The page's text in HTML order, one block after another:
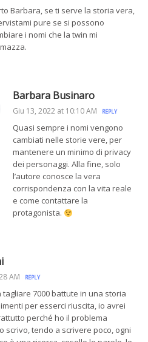
Barbara, se ti serve la storia vera,
pure se si possono
i nomi che la twin mi
Barbara Businaro
Giu 13, 2022 at 10:10 AM REPLY
Quasi sempre i nomi vengono
cambiati nelle storie vere, per
mantenere un minimo di privacy
dei personaggi. Alla fine, solo
l’autore conosce la vera
corrispondenza con la vita reale
e come contattare la
protagonista.
AM REPLY
tagliare 7000 battute in una storia
per esserci riuscita, io avrei
perché ho il problema
scrivo, tendo a scrivere poco, ogni